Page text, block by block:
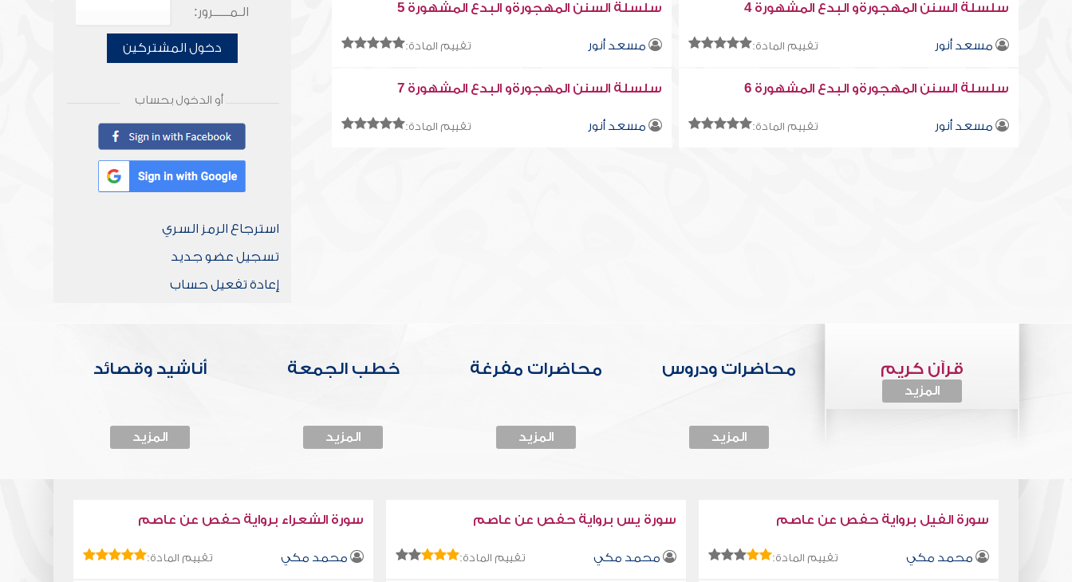
سلسلة السنن المهجورةو البدع المشهورة 4
مسعد أنور تقييم المادة:
سلسلة السنن المهجورةو البدع المشهورة 5
مسعد أنور تقييم المادة:
سلسلة السنن المهجورةو البدع المشهورة 6
مسعد أنور تقييم المادة:
سلسلة السنن المهجورةو البدع المشهورة 7
مسعد أنور تقييم المادة:
الـمـــــرور:
دخول المشتركين
أو الدخول بحساب
استرجاع الرمز السري
تسجيل عضو جديد
إعادة تفعيل حساب
قرآن كريم
المزيد
محاضرات ودروس
المزيد
محاضرات مفرغة
المزيد
خطب الجمعة
المزيد
أناشيد وقصائد
المزيد
سورة الفيل برواية حفص عن عاصم
محمد مكي تقييم المادة:
سورة يس برواية حفص عن عاصم
محمد مكي تقييم المادة:
سورة الشعراء برواية حفص عن عاصم
محمد مكي تقييم المادة: